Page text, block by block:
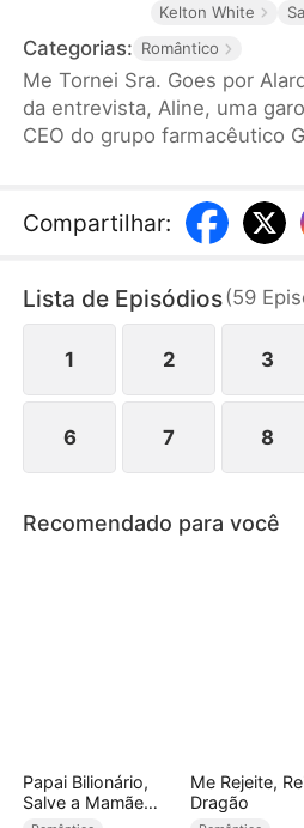
Kelton White
Categorias: Romântico
Me Tornei Sra. Goes por Alarde 10Episódio. No
da entrevista, Aline, uma
CEO do grupo farmacêutico
também se casa com ela de
Compartilhar:
Lista de Episódios(59
1 2 3
6 7 8
Recomendado para você
Papai Bilionário,
Salve a Mamãe
CEO!
Me Rejeite,
Dragão